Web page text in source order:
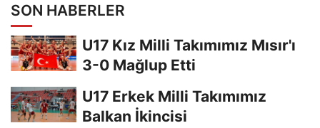
SON HABERLER
U17 Kız Milli Takımımız Mısır'ı
3-0 Mağlup Etti
U17 Erkek Milli Takımımız
Balkan İkincisi